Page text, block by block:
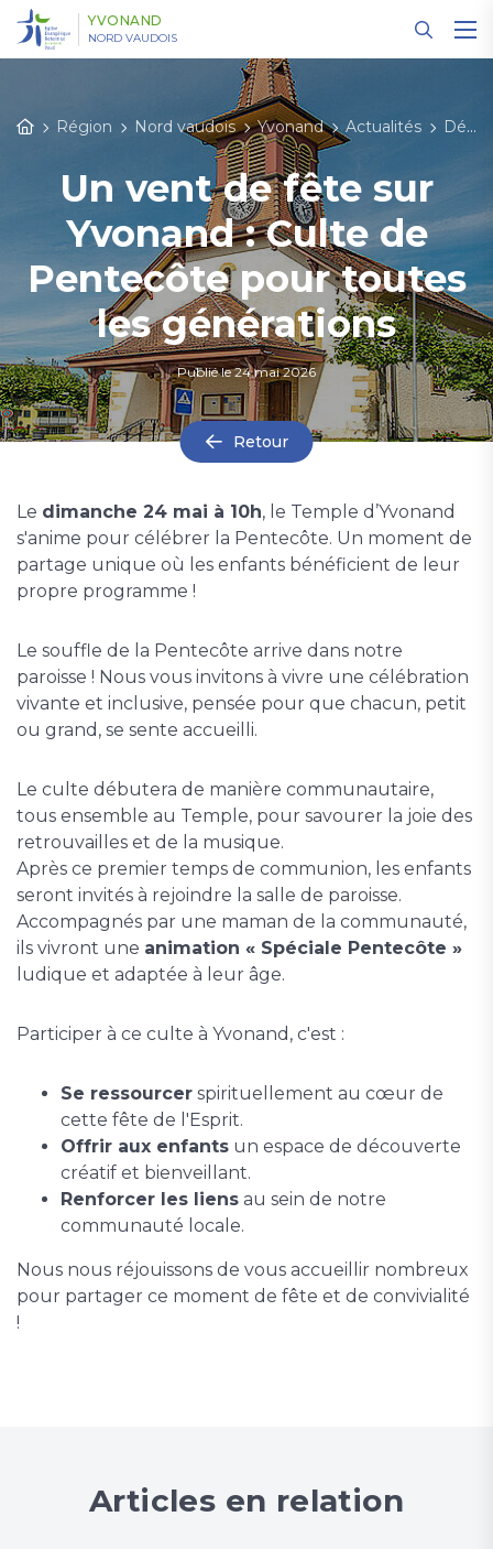
YVONAND
NORD VAUDOIS
Région Nord vaudois Yvonand Actualités Détail des actualités
Un vent de fête sur
Yvonand : Culte de
Pentecôte pour toutes
les générations
Publié le24 mai 2026
Retour
Le dimanche 24 mai à 10h, le Temple d’Yvonand
s'anime pour célébrer la Pentecôte. Un moment de
partage unique où les enfants bénéficient de leur
propre programme !
Le souffle de la Pentecôte arrive dans notre
paroisse ! Nous vous invitons à vivre une célébration
vivante et inclusive, pensée pour que chacun, petit
ou grand, se sente accueilli.
Le culte débutera de manière communautaire,
tous ensemble au Temple, pour savourer la joie des
retrouvailles et de la musique.
Après ce premier temps de communion, les enfants
seront invités à rejoindre la salle de paroisse.
Accompagnés par une maman de la communauté,
ils vivront une animation « Spéciale Pentecôte »
ludique et adaptée à leur âge.
Participer à ce culte à Yvonand, c'est :
Se ressourcer spirituellement au cœur de
cette fête de l'Esprit.
Offrir aux enfants un espace de découverte
créatif et bienveillant.
Renforcer les liens au sein de notre
communauté locale.
Nous nous réjouissons de vous accueillir nombreux
pour partager ce moment de fête et de convivialité
!
Articles en relation
Panneau de gestion des cookies